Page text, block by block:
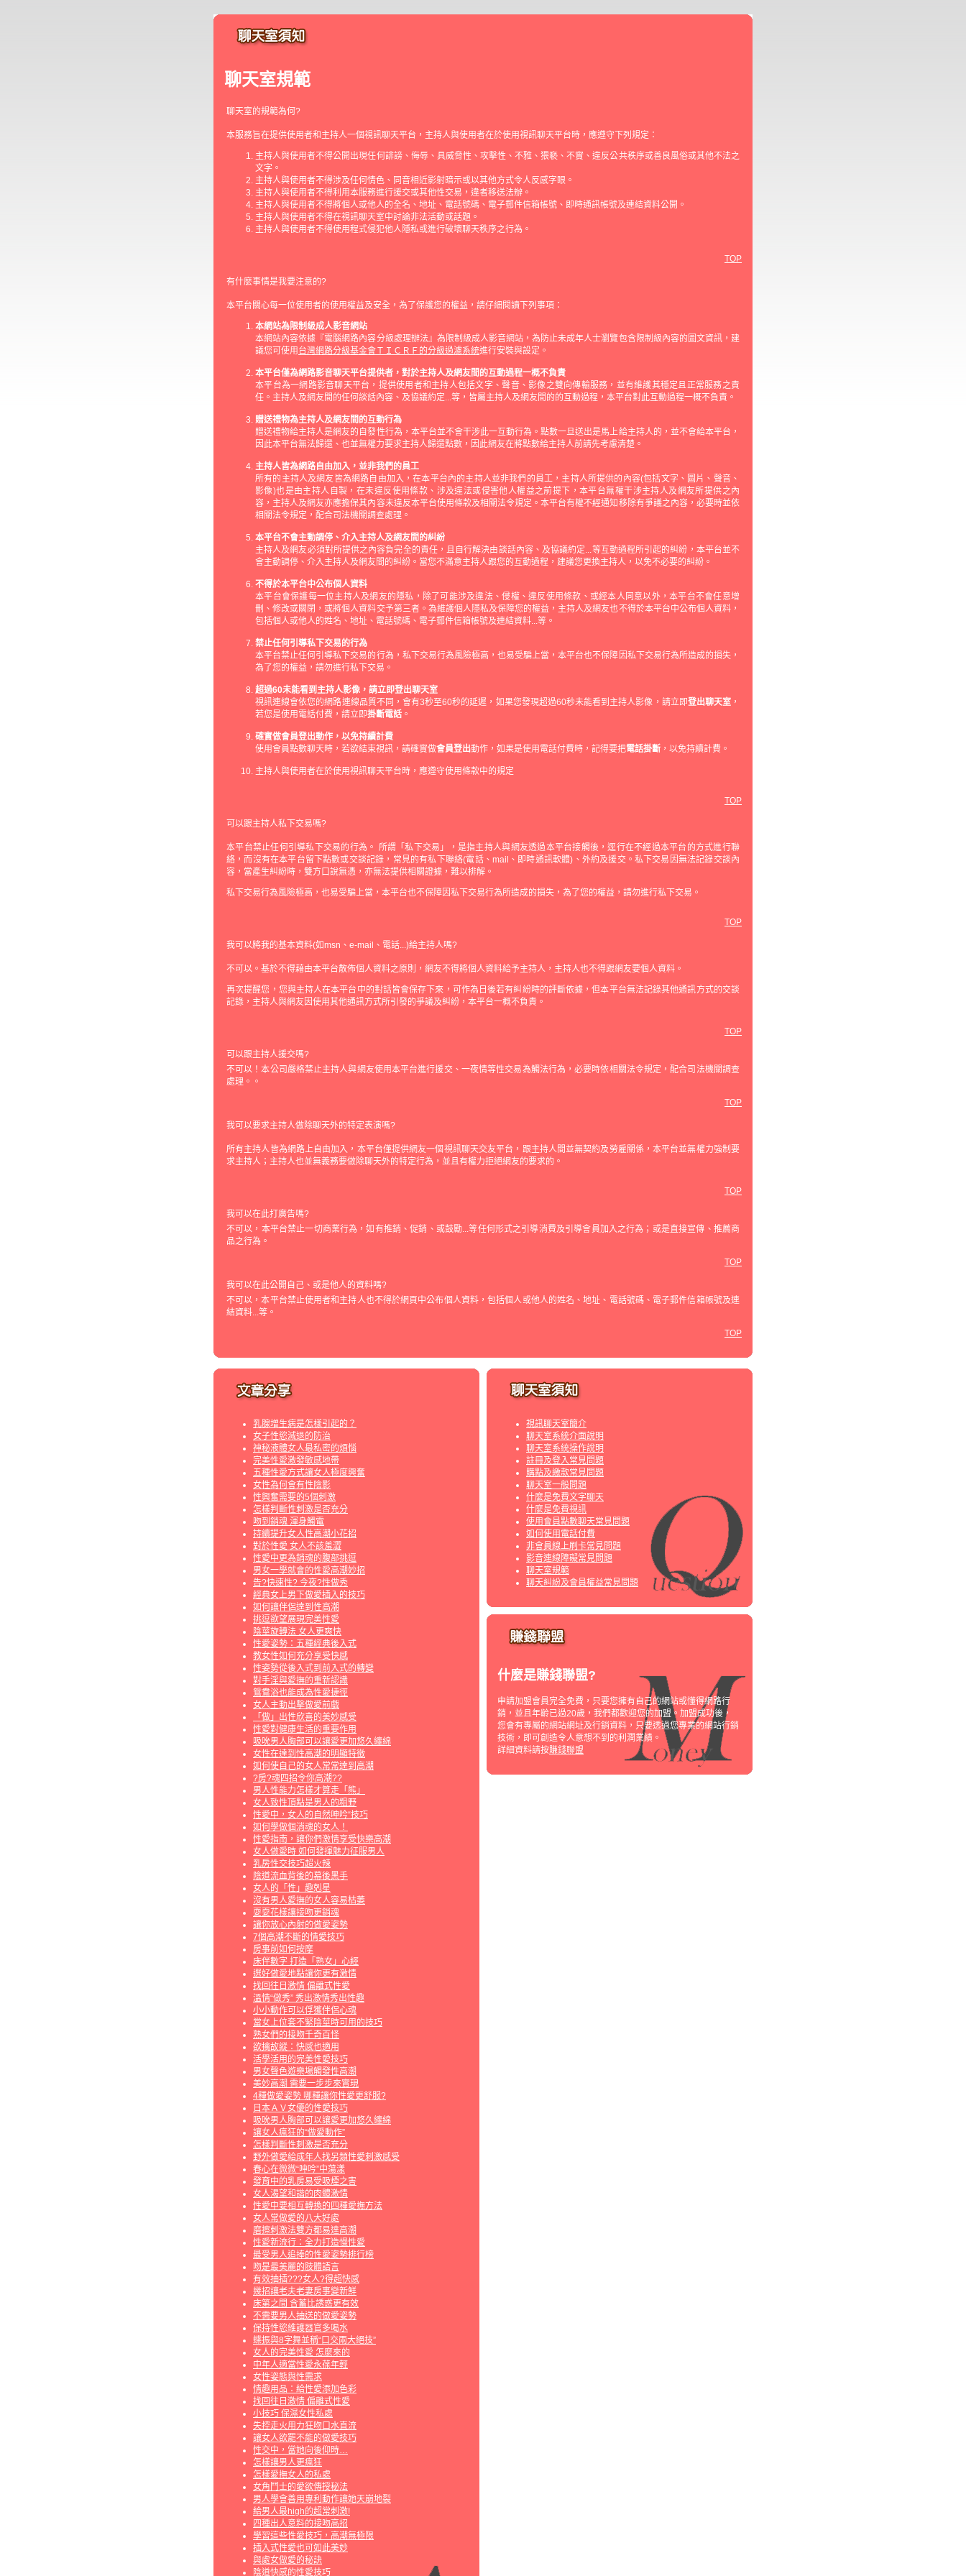
聊天室規範
聊天室的規範為何?
本服務旨在提供使用者和主持人一個視訊聊天平台，主持人與使用者在於使用視訊聊天平台時，應遵守下列規定：
主持人與使用者不得公開出現任何誹謗、侮辱、具威脅性、攻擊性、不雅、猥褻、不實、違反公共秩序或善良風俗或其他不法之
文字。
主持人與使用者不得涉及任何情色、同音相近影射暗示或以其他方式令人反感字眼。
主持人與使用者不得利用本服務進行援交或其他性交易，違者移送法辦。
主持人與使用者不得將個人或他人的全名、地址、電話號碼、電子郵件信箱帳號、即時通訊帳號及連結資料公開。
主持人與使用者不得在視訊聊天室中討論非法活動或話題。
主持人與使用者不得使用程式侵犯他人隱私或進行破壞聊天秩序之行為。
TOP
有什麼事情是我要注意的?
本平台關心每一位使用者的使用權益及安全，為了保護您的權益，請仔細閱讀下列事項：
本網站為限制級成人影音網站
本網站內容依據『電腦網路內容分級處理辦法』為限制級成人影音網站，為防止未成年人士瀏覽包含限制級內容的圖文資訊，建
議您可使用 台灣網路分級基金會ＴＩＣＲＦ的分級過濾系統進行安裝與設定。
本平台僅為網路影音聊天平台提供者，對於主持人及網友間的互動過程一概不負責
本平台為一網路影音聊天平台，提供使用者和主持人包括文字、聲音、影像之雙向傳輸服務，並有維護其穩定且正常服務之責
任。主持人及網友間的任何談話內容、及協議約定...等，皆屬主持人及網友間的的互動過程，本平台對此互動過程一概不負責。
贈送禮物為主持人及網友間的互動行為
贈送禮物給主持人是網友的自發性行為，本平台並不會干涉此一互動行為。點數一旦送出是馬上給主持人的，並不會給本平台，
因此本平台無法歸還、也並無權力要求主持人歸還點數，因此網友在將點數給主持人前請先考慮清楚。
主持人皆為網路自由加入，並非我們的員工
所有的主持人及網友皆為網路自由加入，在本平台內的主持人並非我們的員工，主持人所提供的內容(包括文字、圖片、聲音、
影像)也是由主持人自製，在未違反使用條款、涉及違法或侵害他人權益之前提下，本平台無權干涉主持人及網友所提供之內
容，主持人及網友亦應擔保其內容未違反本平台使用條款及相關法令規定。本平台有權不經通知移除有爭議之內容，必要時並依
相關法令規定，配合司法機關調查處理。
本平台不會主動調停、介入主持人及網友間的糾紛
主持人及網友必須對所提供之內容負完全的責任，且自行解決由談話內容、及協議約定...等互動過程所引起的糾紛，本平台並不
會主動調停、介入主持人及網友間的糾紛。當您不滿意主持人跟您的互動過程，建議您更換主持人，以免不必要的糾紛。
不得於本平台中公布個人資料
本平台會保護每一位主持人及網友的隱私，除了可能涉及違法、侵權、違反使用條款、或經本人同意以外，本平台不會任意增
刪、修改或關閉，或將個人資料交予第三者。為維護個人隱私及保障您的權益，主持人及網友也不得於本平台中公布個人資料，
包括個人或他人的姓名、地址、電話號碼、電子郵件信箱帳號及連結資料...等。
禁止任何引導私下交易的行為
本平台禁止任何引導私下交易的行為，私下交易行為風險極高，也易受騙上當，本平台也不保障因私下交易行為所造成的損失，
為了您的權益，請勿進行私下交易。
超過60未能看到主持人影像，請立即登出聊天室
視訊連線會依您的網路連線品質不同，會有3秒至60秒的延遲，如果您發現超過60秒未能看到主持人影像，請立即登出聊天室 ，
若您是使用電話付費，請立即掛斷電話 。
確實做會員登出動作，以免持續計費
使用會員點數聊天時，若欲結束視訊，請確實做會員登出動作，如果是使用電話付費時，記得要把電話掛斷 ，以免持續計費。
主持人與使用者在於使用視訊聊天平台時，應遵守使用條款中的規定
TOP
可以跟主持人私下交易嗎?
本平台禁止任何引導私下交易的行為。 所謂「私下交易」，是指主持人與網友透過本平台接觸後，逕行在不經過本平台的方式進行聯
絡，而沒有在本平台留下點數或交談記錄，常見的有私下聯絡(電話、mail、即時通訊軟體)、外約及援交。私下交易因無法記錄交談內
容，當產生糾紛時，雙方口說無憑，亦無法提供相關證據，難以排解。
私下交易行為風險極高，也易受騙上當，本平台也不保障因私下交易行為所造成的損失，為了您的權益，請勿進行私下交易。
TOP
我可以將我的基本資料(如msn、e-mail、電話...)給主持人嗎?
不可以。基於不得藉由本平台散佈個人資料之原則，網友不得將個人資料給予主持人，主持人也不得跟網友要個人資料。
再次提醒您，您與主持人在本平台中的對話皆會保存下來，可作為日後若有糾紛時的評斷依據，但本平台無法記錄其他通訊方式的交談
記錄，主持人與網友因使用其他通訊方式所引發的爭議及糾紛，本平台一概不負責。
TOP
可以跟主持人援交嗎?
不可以！本公司嚴格禁止主持人與網友使用本平台進行援交、一夜情等性交易為觸法行為，必要時依相關法令規定，配合司法機關調查
處理。。
TOP
我可以要求主持人做除聊天外的特定表演嗎?
所有主持人皆為網路上自由加入，本平台僅提供網友一個視訊聊天交友平台，跟主持人間並無契約及勞雇關係，本平台並無權力強制要
求主持人；主持人也並無義務要做除聊天外的特定行為，並且有權力拒絕網友的要求的。
TOP
我可以在此打廣告嗎?
不可以，本平台禁止一切商業行為，如有推銷、促銷、或鼓勵...等任何形式之引導消費及引導會員加入之行為；或是直接宣傳、推薦商
品之行為。
TOP
我可以在此公開自己、或是他人的資料嗎?
不可以，本平台禁止使用者和主持人也不得於網頁中公布個人資料，包括個人或他人的姓名、地址、電話號碼、電子郵件信箱帳號及連
結資料...等。
TOP
乳腺增生病是怎樣引起的？
女子性慾減退的防治
神秘液體女人最私密的煩惱
完美性愛激發敏感地帶
五種性愛方式讓女人極度興奮
女性為何會有性陰影
性興奮需要的5個刺激
怎樣判斷性刺激是否充分
吻到銷魂 渾身觸電
持續提升女人性高潮小花招
對於性愛 女人不該羞澀
性愛中更為銷魂的腹部挑逗
男女一學就會的性愛高潮妙招
告?快速性? 今夜?性做秀
經典女上男下做愛插入的技巧
如何讓伴侶達到性高潮
挑逗欲望展現完美性愛
陰莖旋轉法 女人更爽快
性愛姿勢：五種經典後入式
教女性如何充分享受快感
性姿勢從後入式到前入式的轉變
對手淫與愛撫的重新認識
鴛鴦浴也能成為性愛捷徑
女人主動出擊做愛前戲
「做」出性欣喜的美妙感受
性愛對健康生活的重要作用
吸吮男人胸部可以讓愛更加悠久纏綿
女性在達到性高潮的明顯特徵
如何使自己的女人常常達到高潮
?房?魂四招令你高潮??
男人性能力怎樣才算走「熊」
女人致性頂點是男人的粗野
性愛中，女人的自然呻吟“技巧
如何學做個消魂的女人！
性愛指南，讓你們激情享受快樂高潮
女人做愛時 如何發揮魅力征服男人
乳房性交技巧超火辣
陰道流血背後的幕後黑手
女人的「性」趣剋星
沒有男人愛撫的女人容易枯萎
耍耍花樣讓接吻更銷魂
讓你放心內射的做愛姿勢
7個高潮不斷的情愛技巧
房事前如何按摩
床伴數字 打造「熟女」心經
選好做愛地點讓你更有激情
找回往日激情 偏離式性愛
溫情“做秀” 秀出激情秀出性趣
小小動作可以俘獲伴侶心魂
當女上位套不緊陰莖時可用的技巧
熟女們的接吻千奇百怪
欲擒故縱：快感也適用
活學活用的完美性愛技巧
男女聲色遊樂場觸發性高潮
美妙高潮 需要一步步來實現
4種做愛姿勢 哪種讓你性愛更舒服?
日本ＡＶ女優的性愛技巧
吸吮男人胸部可以讓愛更加悠久纏綿
讓女人瘋狂的“做愛動作”
怎樣判斷性刺激是否充分
野外做愛給成年人找另類性愛刺激感受
春心在微微“呻吟”中蕩漾
發育中的乳房易受吸煙之害
女人渴望和諧的肉體激情
性愛中要相互轉換的四種愛撫方法
女人常做愛的八大好處
磨擦刺激法雙方都易達高潮
性愛新流行：全力打造慢性愛
最受男人追捧的性愛姿勢排行榜
吻是最美麗的肢體語言
有效抽插???女人?得超快感
幾招讓老夫老妻房事變新鮮
床第之間 含蓄比誘惑更有效
不需要男人抽送的做愛姿勢
保持性慾維護器官多喝水
蝶振與8字舞並稱“口交兩大絕技”
女人的完美性愛 怎麼來的
中年人適當性愛永葆年輕
女性姿態與性需求
情趣用品：給性愛添加色彩
找回往日激情 偏離式性愛
小技巧 保濕女性私處
失控走火用力狂吻口水直流
讓女人欲罷不能的做愛技巧
性交中，當她向後仰時…
怎樣讓男人更瘋狂
怎樣愛撫女人的私處
女角鬥士的愛欲傳授秘法
男人學會善用專利動作讓她天崩地裂
給男人最high的超常刺激!
四種出人意料的接吻高招
學習這些性愛技巧，高潮無極限
插入式性愛也可如此美妙
與處女做愛的秘訣
陰道快感的性愛技巧
視訊聊天室簡介
聊天室系統介面說明
聊天室系統操作說明
註冊及登入常見問題
購點及繳款常見問題
聊天室一般問題
什麼是免費文字聊天
什麼是免費視訊
使用會員點數聊天常見問題
如何使用電話付費
非會員線上刷卡常見問題
影音連線障礙常見問題
聊天室規範
聊天糾紛及會員權益常見問題
什麼是賺錢聯盟?
申請加盟會員完全免費，只要您擁有自己的網站或懂得網路行
銷，並且年齡已過20歲，我們都歡迎您的加盟。加盟成功後，
您會有專屬的網站網址及行銷資料，只要透過您專業的網站行銷
技術，即可創造令人意想不到的利潤業績。
詳細資料請按賺錢聯盟